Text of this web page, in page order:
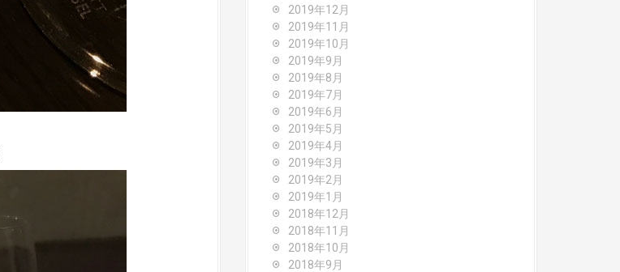
2019年12月
2019年11月
2019年10月
2019年9月
2019年8月
2019年7月
2019年6月
2019年5月
2019年4月
2019年3月
2019年2月
2019年1月
2018年12月
2018年11月
2018年10月
2018年9月